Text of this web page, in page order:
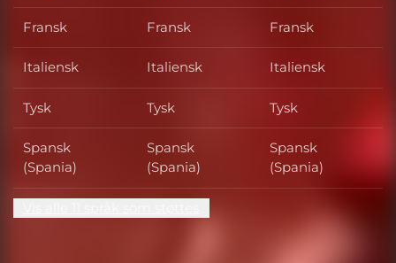
Fransk Fransk Fransk
Italiensk Italiensk Italiensk
Tysk Tysk Tysk
Spansk
(Spania)
Spansk
(Spania)
Spansk
(Spania)